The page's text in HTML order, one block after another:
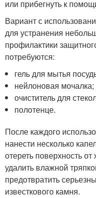
или прибегнуть к
Вариант с
для устранения
профилактики
потребуются:
гель для мытья
нейлоновая мочалка;
очиститель для
полотенце.
После каждого
нанести несколько
отереть поверхность
удалить влажной
предотвратить
известкового камня.